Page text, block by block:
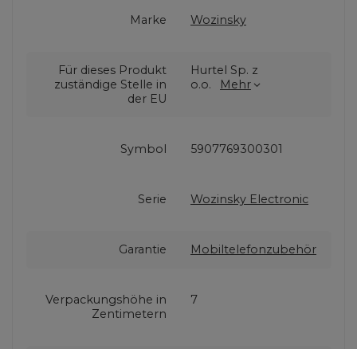
Marke Wozinsky
Für dieses Produkt
zuständige Stelle in
der EU
Hurtel Sp. z
o.o.
Mehr
Symbol 5907769300301
Serie Wozinsky Electronic
Garantie Mobiltelefonzubehör
Verpackungshöhe in
Zentimetern
7